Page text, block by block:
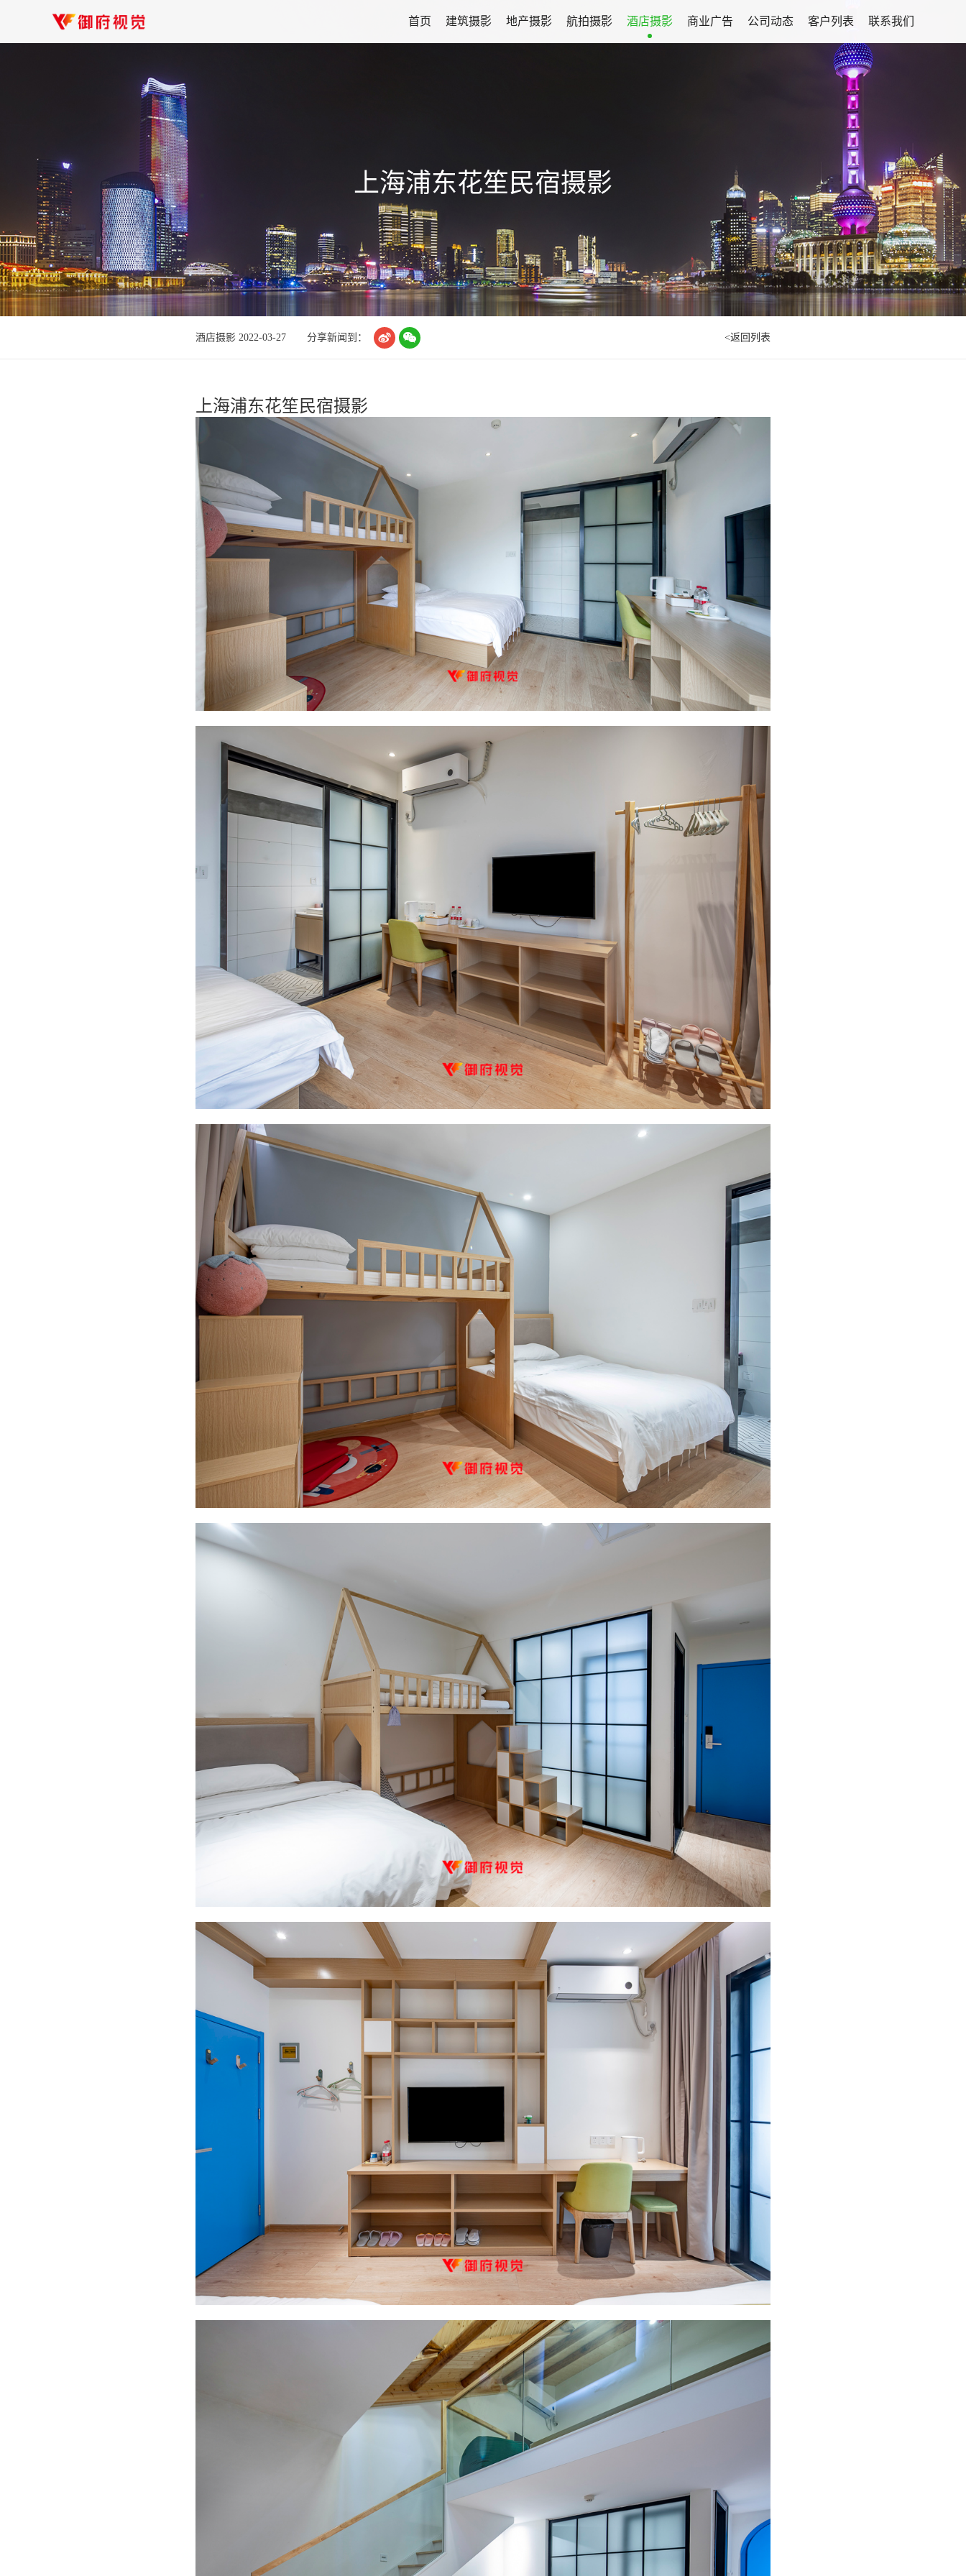
首页 建筑摄影 地产摄影 航拍摄影 酒店摄影 商业广告 公司动态 客户列表 联系我们
上海浦东花笙民宿摄影
酒店摄影 2022-03-27 分享新闻到：   <返回列表
上海浦东花笙民宿摄影